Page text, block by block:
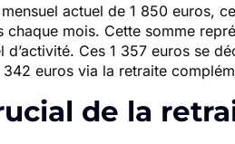
actuel de 1 850 euros,
chaque mois. Cette somme
d’activité. Ces 1 357 euros se
euros via la retraite
de la